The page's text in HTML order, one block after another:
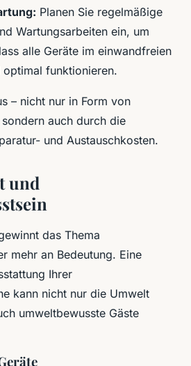
Planen Sie regelmäßige
Wartungsarbeiten ein, um
alle Geräte im einwandfreien
optimal funktionieren.
– nicht nur in Form von
auch durch die
und Austauschkosten.
und
das Thema
mehr an Bedeutung. Eine
Ihrer
kann nicht nur die Umwelt
umweltbewusste Gäste